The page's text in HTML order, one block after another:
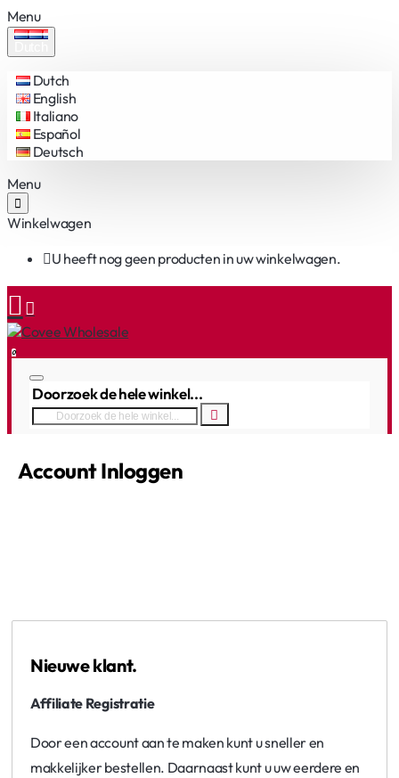
Menu
Dutch
English
Italiano
Español
Deutsch
Menu
Winkelwagen
U heeft nog geen producten in uw winkelwagen.
0
Doorzoek de hele winkel...
Account Inloggen
Nieuwe klant.
Affiliate Registratie
Door een account aan te maken kunt u sneller en
makkelijker bestellen. Daarnaast kunt u uw eerdere en